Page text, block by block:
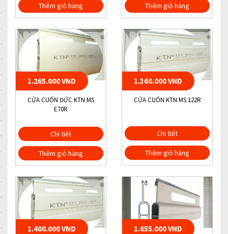
Thêm giỏ hàng Thêm giỏ hàng
1.265.000 VND
CỬA CUỐN ĐỨC KTN MS
E70R
Chi tiết
Thêm giỏ hàng
1.360.000 VND
CỬA CUỐN KTN MS 122R
Chi tiết
Thêm giỏ hàng
1.400.000 VND 1.655.000 VND